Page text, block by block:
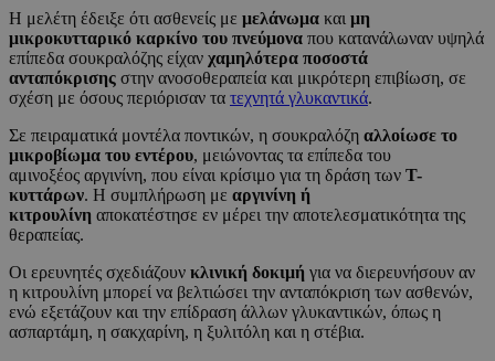
Η μελέτη έδειξε ότι ασθενείς με μελάνωμα και μη
μικροκυτταρικό καρκίνο του πνεύμονα που κατανάλωναν υψηλά
επίπεδα σουκραλόζης είχαν χαμηλότερα ποσοστά
ανταπόκρισης στην ανοσοθεραπεία και μικρότερη επιβίωση, σε
σχέση με όσους περιόρισαν τα τεχνητά γλυκαντικά.
Σε πειραματικά μοντέλα ποντικών, η σουκραλόζη αλλοίωσε το
μικροβίωμα του εντέρου, μειώνοντας τα επίπεδα του
αμινοξέος αργινίνη, που είναι κρίσιμο για τη δράση των Τ-
κυττάρων. Η συμπλήρωση με αργινίνη ή
κιτρουλίνη αποκατέστησε εν μέρει την αποτελεσματικότητα της
θεραπείας.
Οι ερευνητές σχεδιάζουν κλινική δοκιμή για να διερευνήσουν αν
η κιτρουλίνη μπορεί να βελτιώσει την ανταπόκριση των ασθενών,
ενώ εξετάζουν και την επίδραση άλλων γλυκαντικών, όπως η
ασπαρτάμη, η σακχαρίνη, η ξυλιτόλη και η στέβια.